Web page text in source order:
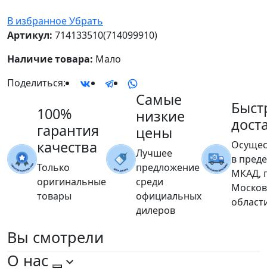
В избранноеУбрать
Артикул: 714133510(714099910)
Наличие товара: Мало
Поделиться:
100%
гарантия
качества
Только
оригинальные
товары
Самые
низкие
цены
Лучшее
предложение
среди
официальных
дилеров
в
МКАД,
Вы смотрели
О нас